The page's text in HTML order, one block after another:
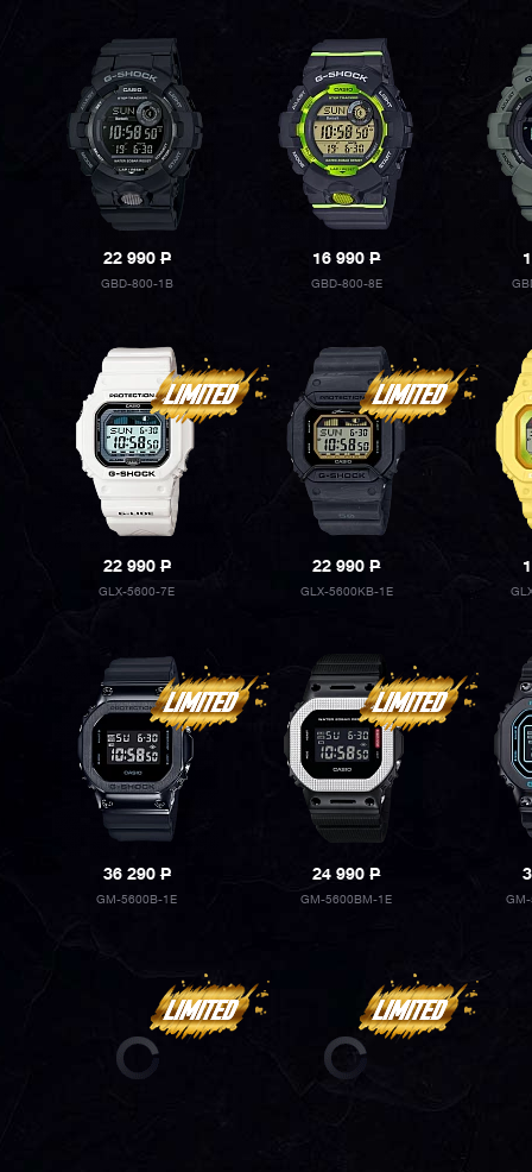
22 990P
GBD-800-1B
16 990P
GBD-800-8E
22 990P
GLX-5600-7E
22 990P
GLX-5600KB-1E
36 290P
GM-5600B-1E
24 990P
GM-5600BM-1E